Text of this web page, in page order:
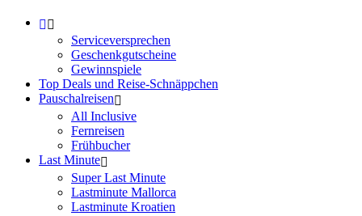
Serviceversprechen
Geschenkgutscheine
Gewinnspiele
Top Deals und Reise-Schnäppchen
Pauschalreisen
All Inclusive
Fernreisen
Frühbucher
Last Minute
Super Last Minute
Lastminute Mallorca
Lastminute Kroatien